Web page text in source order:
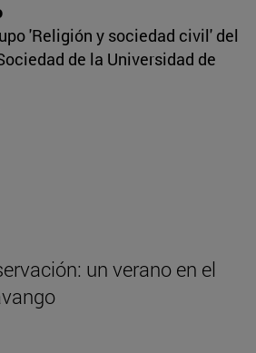
'Religión y sociedad civil' del
de la Universidad de
un verano en el